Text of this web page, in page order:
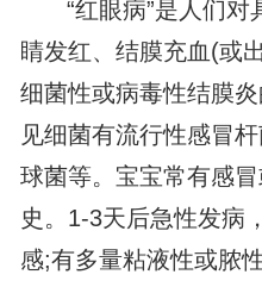
“红眼病”是人们
睛发红、结膜充血(或
细菌性或病毒性结膜
见细菌有流行性感冒
球菌等。宝宝常有感
史。1-3天后急性发病
感;有多量粘液性或脓